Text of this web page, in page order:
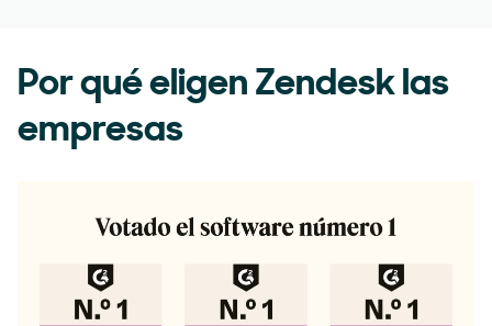
Por qué eligen Zendesk las
empresas